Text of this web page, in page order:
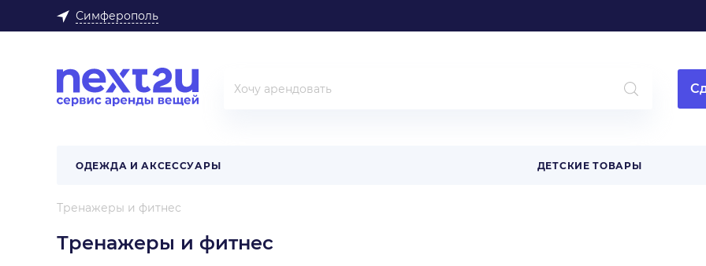
Симферополь
ОДЕЖДА И АКСЕССУАРЫ ДЕТСКИЕ ТОВАРЫ
Тренажеры и фитнес
Тренажеры и фитнес